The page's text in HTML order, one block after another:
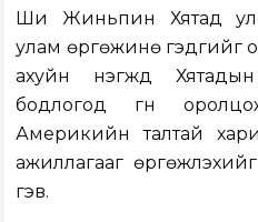
Ши Жиньпин Хятад
улам өргөжинө
ахуйн нэгжүүд
бодлогод гүн
Америкийн талтай
ажиллагааг
гэв.